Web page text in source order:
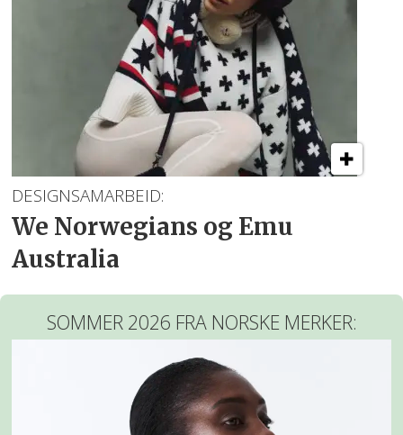
DESIGNSAMARBEID:
We Norwegians og Emu
Australia
SOMMER 2026 FRA NORSKE MERKER: